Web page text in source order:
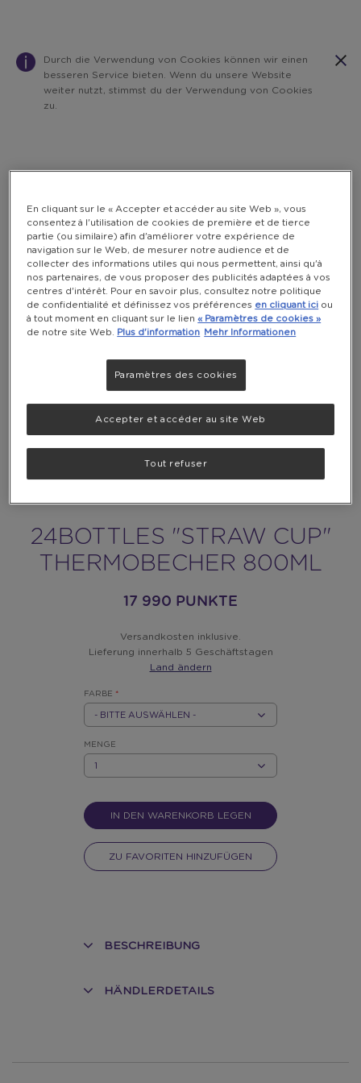
Durch die Verwendung von Cookies können wir einen
besseren Service bieten. Wenn du unsere Website
weiter nutzt, stimmst du der Verwendung von Cookies
zu.
24BOTTLES "STRAW CUP"
THERMOBECHER 800ML
17 990 PUNKTE
Versandkosten inklusive.
Lieferung innerhalb 5 Geschäftstagen
Land ändern
FARBE *
MENGE
IN DEN WARENKORB LEGEN
ZU FAVORITEN HINZUFÜGEN
BESCHREIBUNG
HÄNDLERDETAILS
En cliquant sur le « Accepter et accéder au site Web », vous
consentez à l'utilisation de cookies de première et de tierce
partie (ou similaire) afin d'améliorer votre expérience de
navigation sur le Web, de mesurer notre audience et de
collecter des informations utiles qui nous permettent, ainsi qu'à
nos partenaires, de vous proposer des publicités adaptées à vos
centres d'intérêt. Pour en savoir plus, consultez notre politique
de confidentialité et définissez vos préférences en cliquant ici ou
à tout moment en cliquant sur le lien« Paramètres de cookies »
de notre site Web. Plus d'information Mehr Informationen
Paramètres des cookies
Tout refuser
Accepter et accéder au site Web